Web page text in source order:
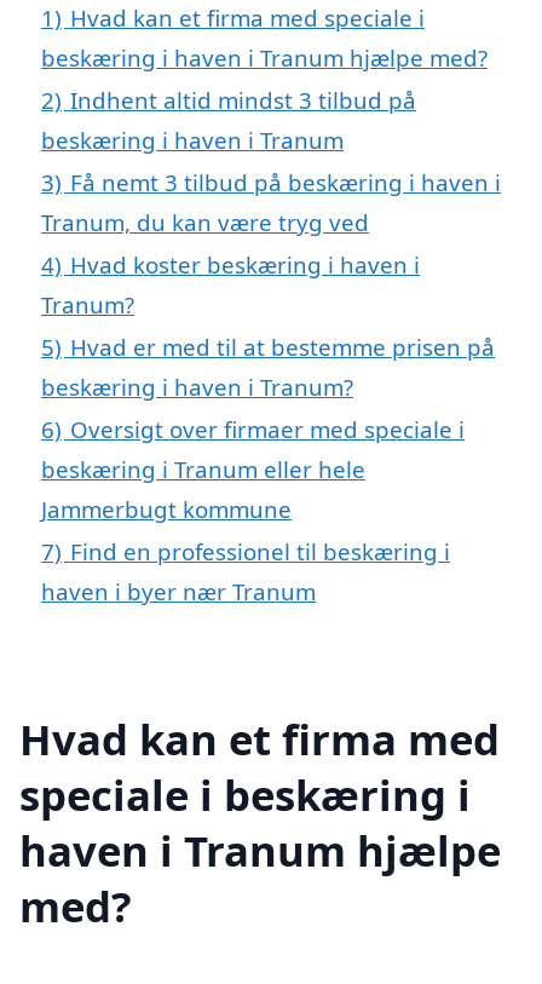
1) Hvad kan et firma med speciale i
beskæring i haven i Tranum hjælpe med?
2) Indhent altid mindst 3 tilbud på
beskæring i haven i Tranum
3) Få nemt 3 tilbud på beskæring i haven i
Tranum, du kan være tryg ved
4) Hvad koster beskæring i haven i
Tranum?
5) Hvad er med til at bestemme prisen på
beskæring i haven i Tranum?
6) Oversigt over firmaer med speciale i
beskæring i Tranum eller hele
Jammerbugt kommune
7) Find en professionel til beskæring i
haven i byer nær Tranum
Hvad kan et firma med
speciale i beskæring i
haven i Tranum hjælpe
med?